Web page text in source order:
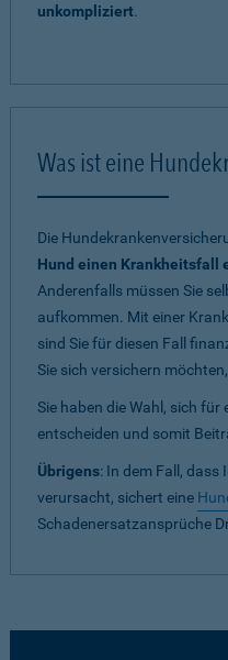
unkompliziert.
Was ist eine
Die
Hund einen Krankheitsfall
Anderenfalls müssen Sie
aufkommen. Mit einer
sind Sie für diesen Fall
Sie sich versichern
Sie haben die Wahl, sich für
entscheiden und somit
Übrigens: In dem Fall, dass
verursacht, sichert eine
Schadenersatzansprüche